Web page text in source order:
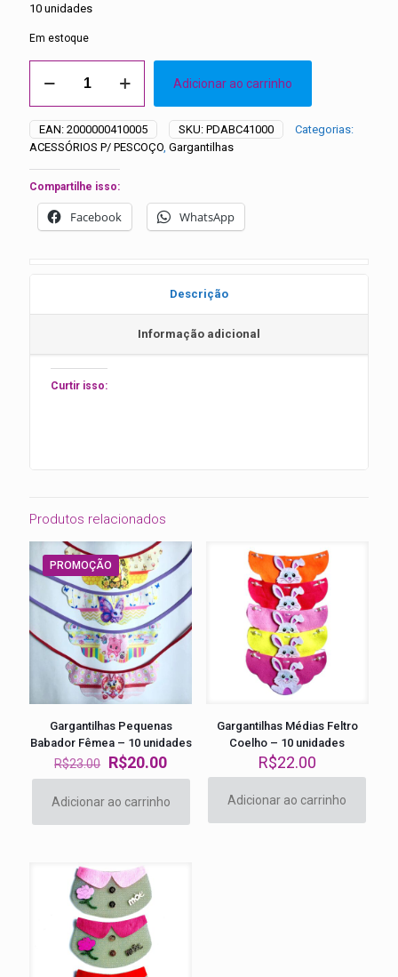
10 unidades
Em estoque
Cetim
Aplique
Emborrachado
-
10
unidades
quantidade
Adicionar ao carrinho
EAN: 2000000410005 SKU: PDABC41000
Categorias:
ACESSÓRIOS P/ PESCOÇO Gargantilhas
Compartilhe isso:
Facebook WhatsApp
Descrição
Informação adicional
Curtir isso:
Produtos relacionados
PROMOÇÃO
Gargantilhas Pequenas
Babador Fêmea – 10 unidades
R$23.00 O
preço
original
era:
R$23.00.
R$20.00O
preço
atual
é:
R$20.00.
Adicionar ao carrinho
Gargantilhas Médias Feltro
Coelho – 10 unidades
R$22.00
Adicionar ao carrinho